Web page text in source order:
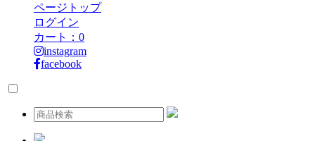
ページトップ
ログイン
カート： 0
instagram
facebook